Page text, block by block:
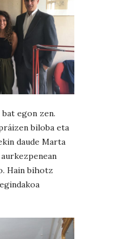
egon zen.
biloba eta
daude Marta
Hain bihotz